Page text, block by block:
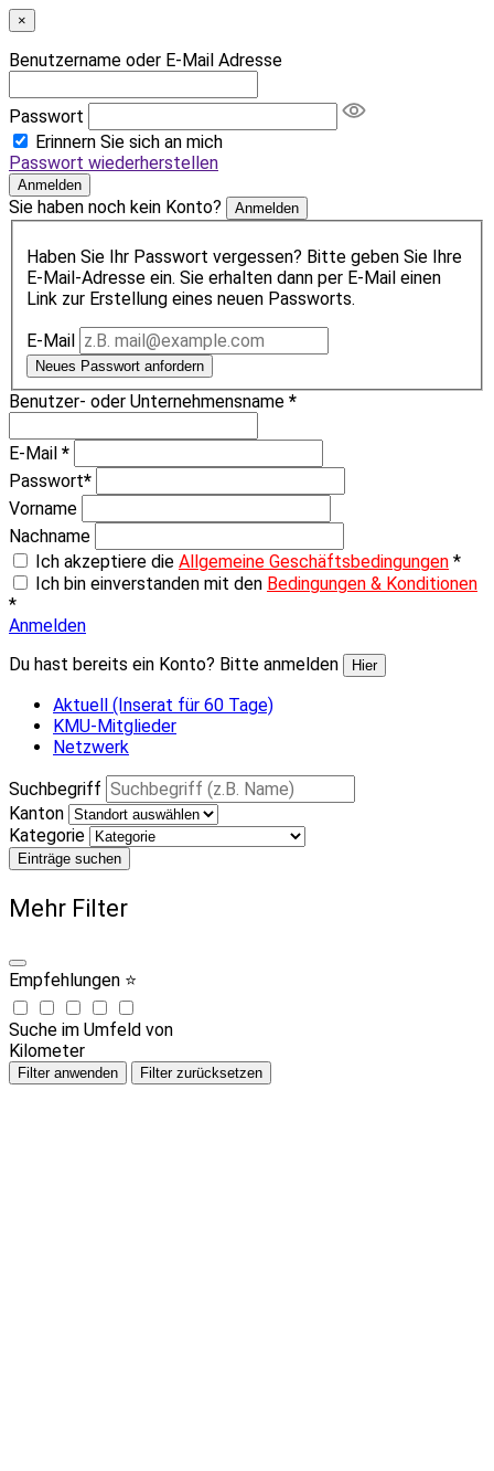
×
Benutzername oder E-Mail Adresse
Passwort
Erinnern Sie sich an mich
Passwort wiederherstellen
Anmelden
Sie haben noch kein Konto? Anmelden
Haben Sie Ihr Passwort vergessen? Bitte geben Sie Ihre
E-Mail-Adresse ein. Sie erhalten dann per E-Mail einen
Link zur Erstellung eines neuen Passworts.
E-Mail
Neues Passwort anfordern
Benutzer- oder Unternehmensname *
E-Mail *
Passwort*
Vorname
Nachname
Ich akzeptiere die Allgemeine Geschäftsbedingungen *
Ich bin einverstanden mit den Bedingungen & Konditionen
*
Anmelden
Du hast bereits ein Konto? Bitte anmelden
Hier
Aktuell (Inserat für 60 Tage)
KMU-Mitglieder
Netzwerk
Suchbegriff
Kanton
Kategorie
Einträge suchen
Mehr Filter
Empfehlungen ⭐
Suche im Umfeld von
Kilometer
Filter anwenden Filter zurücksetzen